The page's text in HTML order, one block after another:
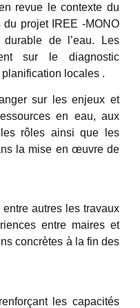
revue le contexte du
projet IREE -MONO
de l’eau. Les
sur le diagnostic
planification locales .
sur les enjeux et
en eau, aux
rôles ainsi que les
la mise en œuvre de
entre autres les travaux
entre maires et
concrètes à la fin des
les capacités